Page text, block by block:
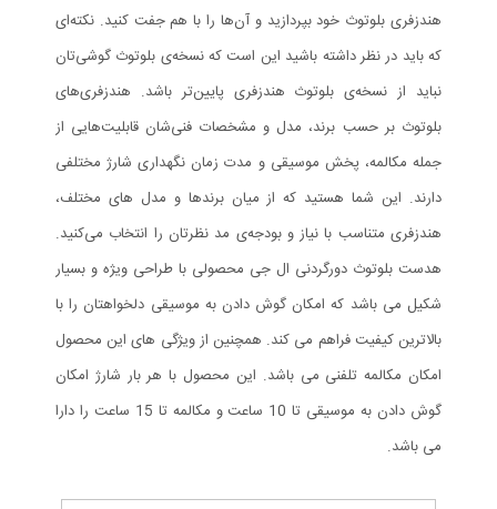
هندزفری بلوتوث خود بپردازید و آن‌ها را با هم جفت کنید. نکته‌ای
که باید در نظر داشته باشید این است که نسخه‌ی بلوتوث گوشی‌تان
نباید از نسخه‌ی بلوتوث هندزفری پایین‌تر باشد. هندزفری‌های
بلوتوث بر حسب برند، مدل و مشخصات فنی‌شان قابلیت‌هایی از
جمله مکالمه، پخش موسیقی و مدت زمان نگهداری شارژ مختلفی
دارند. این شما هستید که از میان برند‌ها و مدل های مختلف،
هندزفری متناسب با نیاز و بودجه‌ی مد نظرتان را انتخاب می‌کنید.
هدست بلوتوث دورگردنی ال جی محصولی با طراحی ویژه و بسیار
شکیل می باشد که امکان گوش دادن به موسیقی دلخواهتان را با
بالاترین کیفیت فراهم می کند. همچنین از ویژگی های این محصول
امکان مکالمه تلفنی می باشد. این محصول با هر بار شارژ امکان
گوش دادن به موسیقی تا 10 ساعت و مکالمه تا 15 ساعت را دارا
می باشد.